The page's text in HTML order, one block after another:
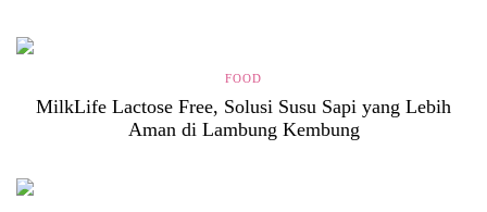
FOOD
MilkLife Lactose Free, Solusi Susu Sapi yang Lebih
Aman di Lambung Kembung